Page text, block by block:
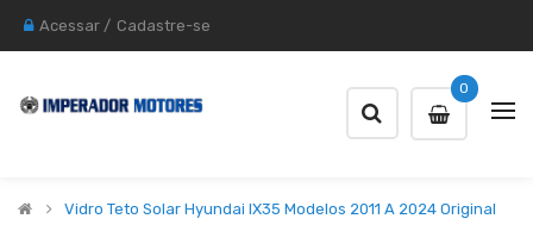
Acessar / Cadastre-se
0
Vidro Teto Solar Hyundai IX35 Modelos 2011 A 2024 Original